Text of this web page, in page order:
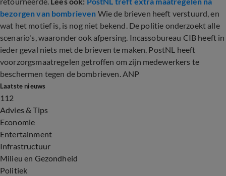
bezorgen van bombrieven Wie de brieven heeft verstuurd, en
wat het motief is, is nog niet bekend. De politie onderzoekt alle
scenario's, waaronder ook afpersing. Incassobureau CIB heeft in
ieder geval niets met de brieven te maken. PostNL heeft
voorzorgsmaatregelen getroffen om zijn medewerkers te
beschermen tegen de bombrieven. ANP
Laatste nieuws
112
Advies & Tips
Economie
Entertainment
Infrastructuur
Milieu en Gezondheid
Politiek